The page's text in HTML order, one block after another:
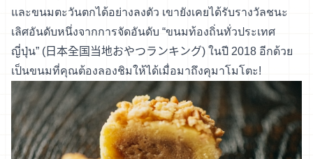
และขนมตะวันตกได้อย่างลงตัว เขายังเคยได้รับรางวัลชนะ
เลิศอันดับหนึ่งจากการจัดอันดับ “ขนมท้องถิ่นทั่วประเทศ
ญี่ปุ่น” (日本全国当地おやつランキング) ในปี 2018 อีกด้วย
เป็นขนมที่คุณต้องลองชิมให้ได้เมื่อมาถึงคุมาโมโตะ!